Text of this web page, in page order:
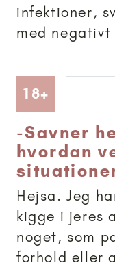
infektioner,
med negativt
18+ Artikler
-Savner
hvordan
Hejsa. Jeg
kigge i jeres
noget, som
forhold eller